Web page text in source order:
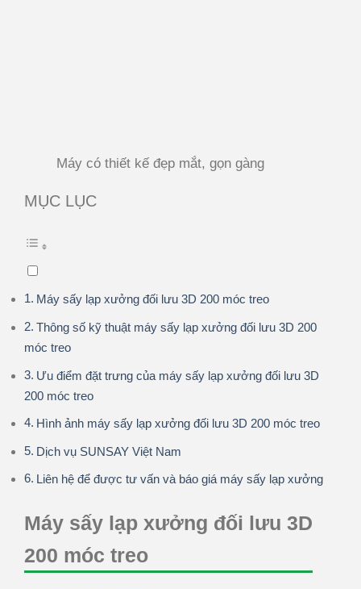
Máy có thiết kế đẹp mắt, gọn gàng
MỤC LỤC
Máy sấy lạp xưởng đối lưu 3D 200 móc treo
Thông số kỹ thuật máy sấy lạp xưởng đối lưu 3D 200
móc treo
Ưu điểm đặt trưng của máy sấy lạp xưởng đối lưu 3D
200 móc treo
Hình ảnh máy sấy lạp xưởng đối lưu 3D 200 móc treo
Dịch vụ SUNSAY Việt Nam
Liên hệ để được tư vấn và báo giá máy sấy lạp xưởng
Máy sấy lạp xưởng đối lưu 3D
200 móc treo